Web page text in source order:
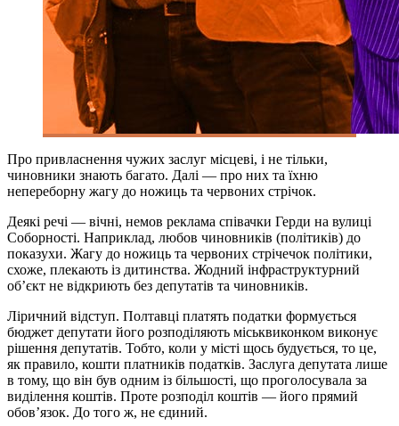
Про привласнення чужих заслуг місцеві, і не тільки,
чиновники знають багато. Далі — про них та їхню
непереборну жагу до ножиць та червоних стрічок.
Деякі речі — вічні, немов реклама співачки Герди на вулиці
Соборності. Наприклад, любов чиновників (політиків) до
показухи. Жагу до ножиць та червоних стрічечок політики,
схоже, плекають із дитинства. Жодний інфраструктурний
об’єкт не відкриють без депутатів та чиновників.
Ліричний відступ. Полтавці платять податки формується
бюджет депутати його розподіляють міськвиконком виконує
рішення депутатів. Тобто, коли у місті щось будується, то це,
як правило, кошти платників податків. Заслуга депутата лише
в тому, що він був одним із більшості, що проголосувала за
виділення коштів. Проте розподіл коштів — його прямий
обов’язок. До того ж, не єдиний.